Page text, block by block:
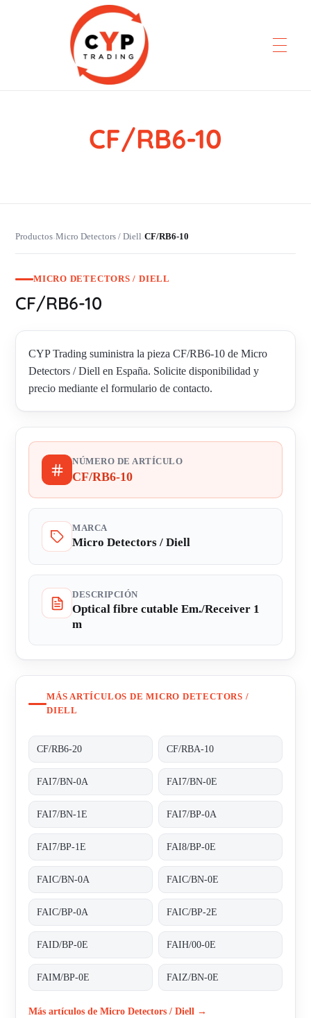
CYP Trading
CF/RB6-10
Productos›Micro Detectors / Diell›CF/RB6-10
MICRO DETECTORS / DIELL
CF/RB6-10
CYP Trading suministra la pieza CF/RB6-10 de Micro
Detectors / Diell en España. Solicite disponibilidad y
precio mediante el formulario de contacto.
NÚMERO DE ARTÍCULO
CF/RB6-10
MARCA
Micro Detectors / Diell
DESCRIPCIÓN
Optical fibre cutable Em./Receiver 1
m
MÁS ARTÍCULOS DE MICRO DETECTORS /
DIELL
CF/RB6-20 CF/RBA-10
FAI7/BN-0A FAI7/BN-0E
FAI7/BN-1E FAI7/BP-0A
FAI7/BP-1E FAI8/BP-0E
FAIC/BN-0A FAIC/BN-0E
FAIC/BP-0A FAIC/BP-2E
FAID/BP-0E FAIH/00-0E
FAIM/BP-0E FAIZ/BN-0E
Más artículos de Micro Detectors / Diell →